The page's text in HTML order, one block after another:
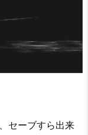
セーブすら出来